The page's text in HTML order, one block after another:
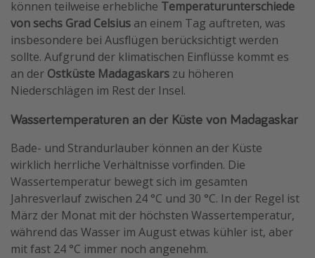
können teilweise erhebliche Temperaturunterschiede
von sechs Grad Celsius an einem Tag auftreten, was
insbesondere bei Ausflügen berücksichtigt werden
sollte. Aufgrund der klimatischen Einflüsse kommt es
an der Ostküste Madagaskars zu höheren
Niederschlägen im Rest der Insel.
Wassertemperaturen an der Küste von Madagaskar
Bade- und Strandurlauber können an der Küste
wirklich herrliche Verhältnisse vorfinden. Die
Wassertemperatur bewegt sich im gesamten
Jahresverlauf zwischen 24 °C und 30 °C. In der Regel ist
März der Monat mit der höchsten Wassertemperatur,
während das Wasser im August etwas kühler ist, aber
mit fast 24 °C immer noch angenehm.